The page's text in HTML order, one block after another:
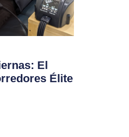
El
Élite